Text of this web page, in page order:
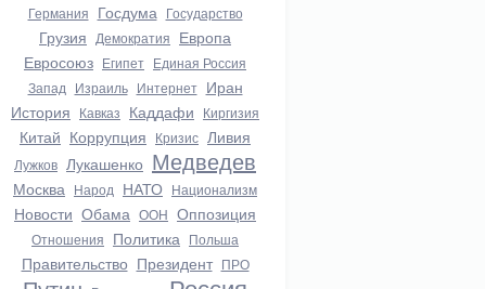
Германия Госдума Государство
Грузия Демократия Европа
Евросоюз Египет Единая Россия
Запад Израиль Интернет Иран
История Кавказ Каддафи Киргизия
Китай Коррупция Кризис Ливия
Лужков Лукашенко Медведев
Москва Народ НАТО Национализм
Новости Обама ООН Оппозиция
Отношения Политика Польша
Правительство Президент ПРО